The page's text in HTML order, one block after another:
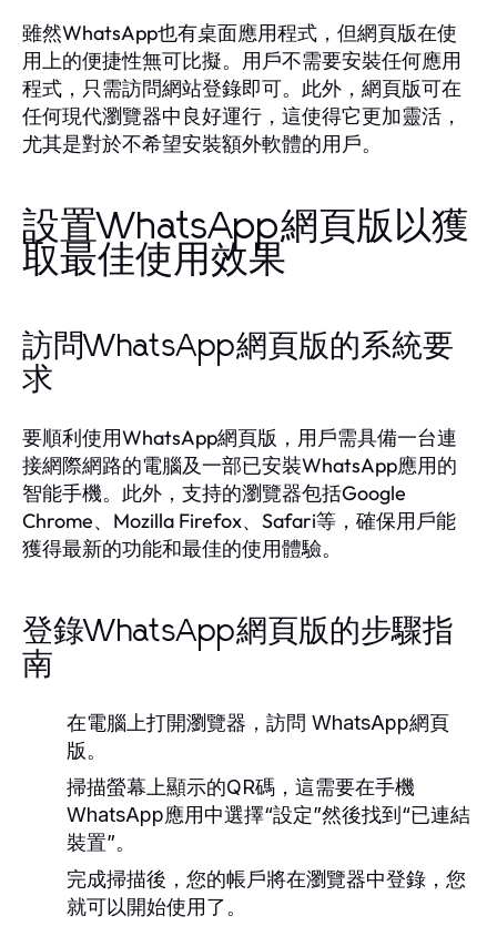
雖然WhatsApp也有桌面應用程式，但網頁版在使
用上的便捷性無可比擬。用戶不需要安裝任何應用
程式，只需訪問網站登錄即可。此外，網頁版可在
任何現代瀏覽器中良好運行，這使得它更加靈活，
尤其是對於不希望安裝額外軟體的用戶。
設置WhatsApp網頁版以獲
取最佳使用效果
訪問WhatsApp網頁版的系統要
求
要順利使用WhatsApp網頁版，用戶需具備一台連
接網際網路的電腦及一部已安裝WhatsApp應用的
智能手機。此外，支持的瀏覽器包括Google
Chrome、Mozilla Firefox、Safari等，確保用戶能
獲得最新的功能和最佳的使用體驗。
登錄WhatsApp網頁版的步驟指
南
在電腦上打開瀏覽器，訪問 WhatsApp網頁
版。
掃描螢幕上顯示的QR碼，這需要在手機
WhatsApp應用中選擇“設定”然後找到“已連結
裝置”。
完成掃描後，您的帳戶將在瀏覽器中登錄，您
就可以開始使用了。